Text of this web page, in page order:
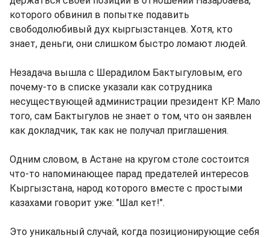
которого обвинил в попытке подавить
свободолюбивый дух кыргызстанцев. Хотя, кто
знает, деньги, они слишком быстро ломают людей.
Незадача вышла с Шерадилом Бактыгуловым, его
почему-то в списке указали как сотрудника
несуществующей администрации президент КР. Мало
того, сам Бактыгулов не знает о том, что он заявлен
как докладчик, так как не получал приглашения.
Одним словом, в Астане на кругом столе состоится
что-то напоминающее парад предателей интересов
Кыргызстана, народ которого вместе с простыми
казахами говорит уже: "Шал кет!".
Это уникальный случай, когда позиционирующие себя